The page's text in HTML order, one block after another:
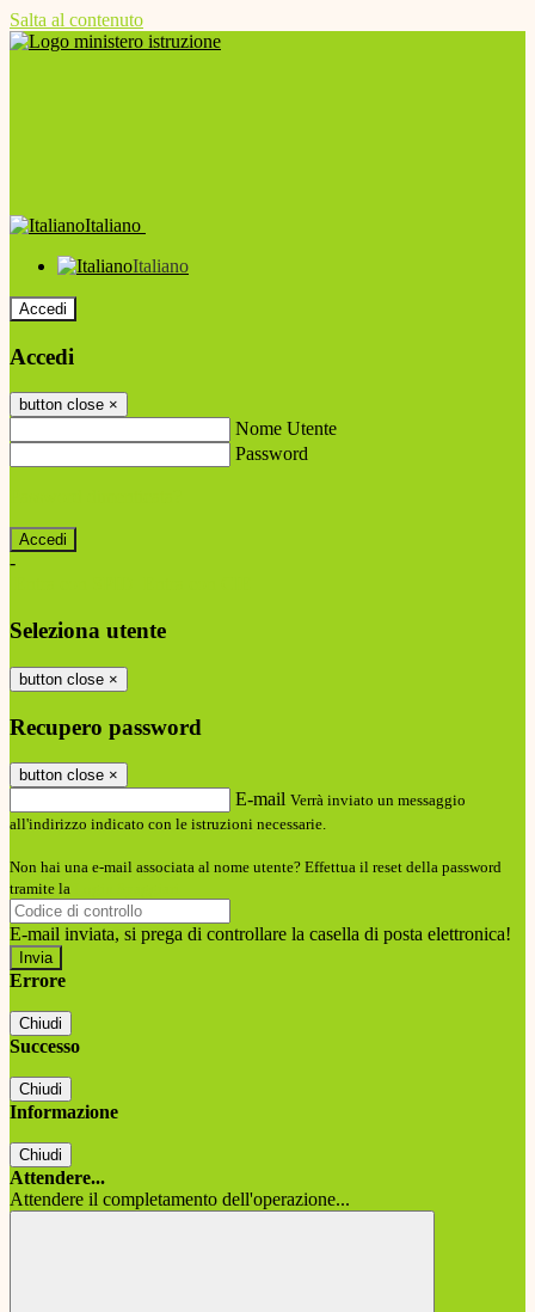
Salta al contenuto
Italiano
Italiano
Accedi
Accedi
button close ×
Nome Utente
Password
-
Seleziona utente
button close ×
Recupero password
button close ×
E-mail Verrà inviato un messaggio
all'indirizzo indicato con le istruzioni necessarie.
Non hai una e-mail associata al nome utente? Effettua il reset della password
tramite la
E-mail inviata, si prega di controllare la casella di posta elettronica!
Errore
Chiudi
Successo
Chiudi
Informazione
Chiudi
Attendere...
Attendere il completamento dell'operazione...